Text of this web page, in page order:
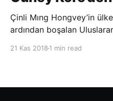
Çinli Mıng Hongvey’in
ardından boşalan
21 Kas 2018 1 min read